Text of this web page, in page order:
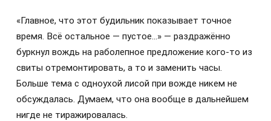
«Главное, что этот будильник показывает точное
время. Всё остальное — пустое…» — раздражённо
буркнул вождь на раболепное предложение кого-то из
свиты отремонтировать, а то и заменить часы.
Больше тема с одноухой лисой при вожде никем не
обсуждалась. Думаем, что она вообще в дальнейшем
нигде не тиражировалась.